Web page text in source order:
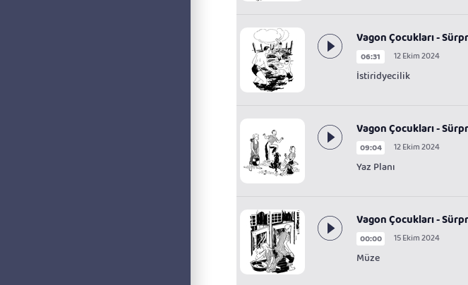
Vagon Çocukları -
06:31 12 Ekim 2024
İstiridyecilik
Vagon Çocukları -
09:04 12 Ekim 2024
Yaz Planı
Vagon Çocukları -
00:00 15 Ekim 2024
Müze